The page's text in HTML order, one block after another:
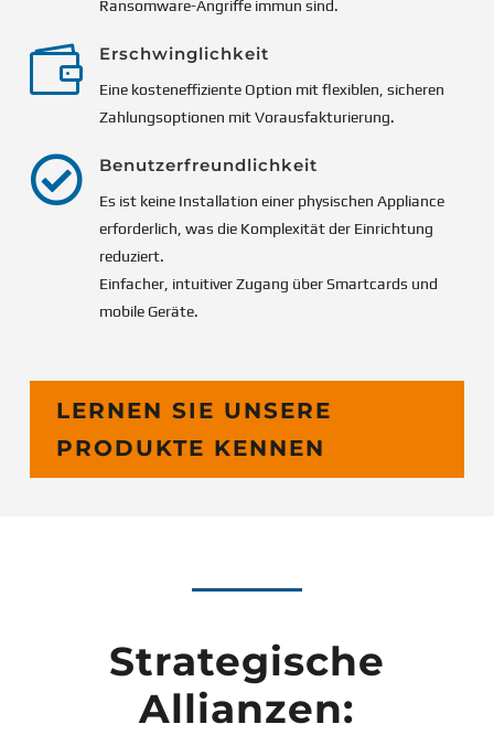
Ransomware-Angriffe immun sind.
 Erschwinglichkeit
Eine kosteneffiziente Option mit flexiblen, sicheren
Zahlungsoptionen mit Vorausfakturierung.
 Benutzerfreundlichkeit
Es ist keine Installation einer physischen Appliance
erforderlich, was die Komplexität der Einrichtung
reduziert.
Einfacher, intuitiver Zugang über Smartcards und
mobile Geräte.
LERNEN SIE UNSERE
PRODUKTE KENNEN
Strategische
Allianzen: